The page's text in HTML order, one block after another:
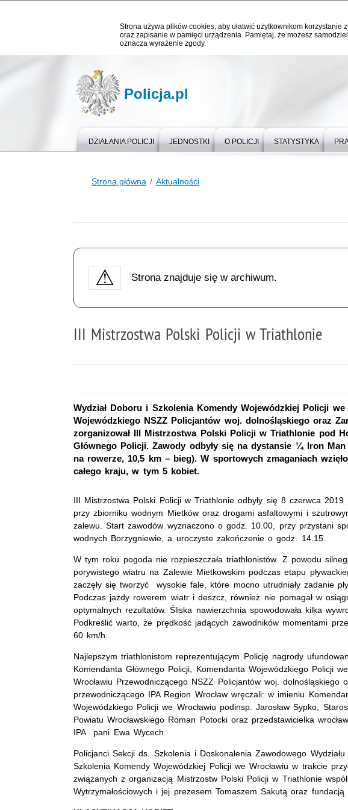
Strona używa plików cookies, aby ułatwić użytkownikom
oraz zapisanie w pamięci urządzenia. Pamiętaj, że możesz
oznacza wyrażenie zgody.
Policja.pl
DZIAŁANIA POLICJI JEDNOSTKI O POLICJI STATYSTYKA
Strona główna Aktualności
Strona znajduje się w archiwum.
III Mistrzostwa Polski Policji w Triathlonie
Wydział Doboru i Szkolenia Komendy Wojewódzkiej Policji we
Wojewódzkiego NSZZ Policjantów woj. dolnośląskiego oraz
zorganizował III Mistrzostwa Polski Policji w Triathlonie pod
Głównego Policji. Zawody odbyły się na dystansie ¼ Iron
na rowerze, 10,5 km – bieg). W sportowych zmaganiach
całego kraju, w tym 5 kobiet.
III Mistrzostwa Polski Policji w Triathlonie odbyły się 8 czerwca 2019
przy zbiorniku wodnym Mietków oraz drogami asfaltowymi i
zalewu. Start zawodów wyznaczono o godz. 10.00, przy przystani
wodnych Borzygniewie, a uroczyste zakończenie o godz. 14.15.
W tym roku pogoda nie rozpieszczała triathlonistów. Z powodu
porywistego wiatru na Zalewie Mietkowskim podczas etapu
zaczęły się tworzyć wysokie fale, które mocno utrudniały zadanie
Podczas jazdy rowerem wiatr i deszcz, również nie pomagał w
optymalnych rezultatów. Śliska nawierzchnia spowodowała kilka
Podkreślić warto, że prędkość jadących zawodników momentami
60 km/h.
Najlepszym triathlonistom reprezentującym Policję nagrody
Komendanta Głównego Policji, Komendanta Wojewódzkiego Policji we
Wrocławiu Przewodniczącego NSZZ Policjantów woj. dolnośląskiego
przewodniczącego IPA Region Wrocław wręczali: w imieniu
Wojewódzkiego Policji we Wrocławiu podinsp. Jarosław Sypko,
Powiatu Wrocławskiego Roman Potocki oraz przedstawicielka
IPA pani Ewa Wycech.
Policjanci Sekcji ds. Szkolenia i Doskonalenia Zawodowego
Szkolenia Komendy Wojewódzkiej Policji we Wrocławiu w trakcie
związanych z organizacją Mistrzostw Polski Policji w Triathlonie
Wytrzymałościowych i jej prezesem Tomaszem Sakutą oraz